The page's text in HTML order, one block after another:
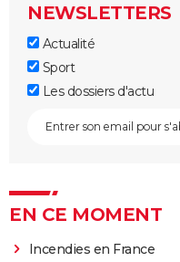
NEWSLETTERS
Actualité
Sport
Les dossiers d'actu
EN CE MOMENT
Incendies en France